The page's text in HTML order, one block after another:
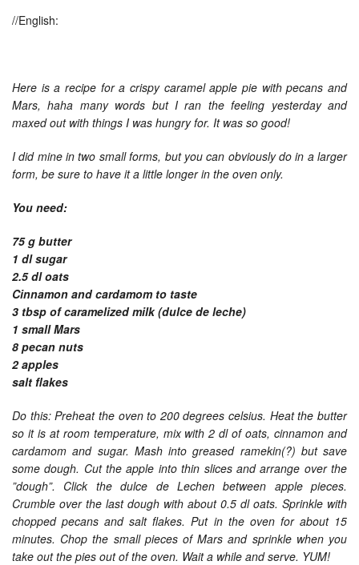
//English:
Here is a recipe for a crispy caramel apple pie with pecans and
Mars, haha many words but I ran the feeling yesterday and
maxed out with things I was hungry for. It was so good!
I did mine in two small forms, but you can obviously do in a larger
form, be sure to have it a little longer in the oven only.
You need:
75 g butter
1 dl sugar
2.5 dl oats
Cinnamon and cardamom to taste
3 tbsp of caramelized milk (dulce de leche)
1 small Mars
8 pecan nuts
2 apples
salt flakes
Do this: Preheat the oven to 200 degrees celsius. Heat the butter
so it is at room temperature, mix with 2 dl of oats, cinnamon and
cardamom and sugar. Mash into greased ramekin(?) but save
some dough. Cut the apple into thin slices and arrange over the
”dough”. Click the dulce de Lechen between apple pieces.
Crumble over the last dough with about 0.5 dl oats. Sprinkle with
chopped pecans and salt flakes. Put in the oven for about 15
minutes. Chop the small pieces of Mars and sprinkle when you
take out the pies out of the oven. Wait a while and serve. YUM!